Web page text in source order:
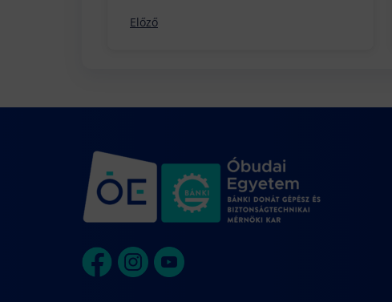
Előző